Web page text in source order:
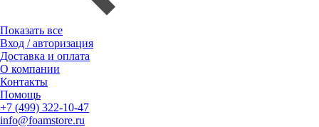
Показать все
Вход / авторизация
Доставка и оплата
О компании
Контакты
Помощь
+7 (499) 322-10-47
info@foamstore.ru